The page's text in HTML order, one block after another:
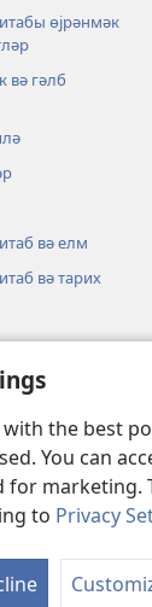
the best
You can
for marketing.
to Privacy
өјрәнмәк
вә гәлб
вә елм
вә тарих
Copyright © 2026